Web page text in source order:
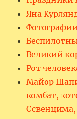
Яна
Фотографии
Великий
Рот
Майор
комбат,
Освенцима,